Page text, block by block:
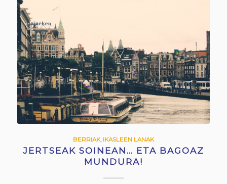
BERRIAK, IKASLEEN LANAK
JERTSEAK SOINEAN… ETA BAGOAZ
MUNDURA!